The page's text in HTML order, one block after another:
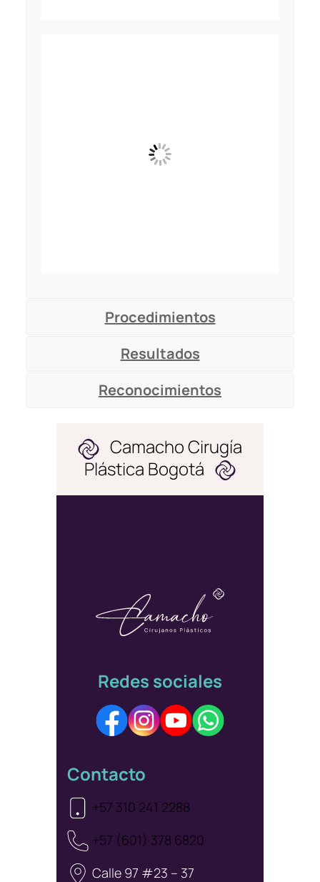
Procedimientos
Resultados
Reconocimientos
Camacho Cirugía
Plástica Bogotá
Redes sociales
Contacto
+57 310 241 2288
+57 (601) 378 6820
Calle 97 #23 – 37